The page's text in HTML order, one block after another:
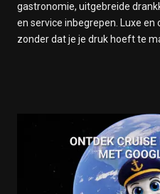
gastronomie, uitgebreide
en service inbegrepen. Luxe
zonder dat je je druk hoeft te